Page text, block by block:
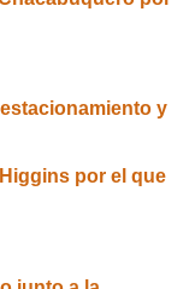
y
por el que